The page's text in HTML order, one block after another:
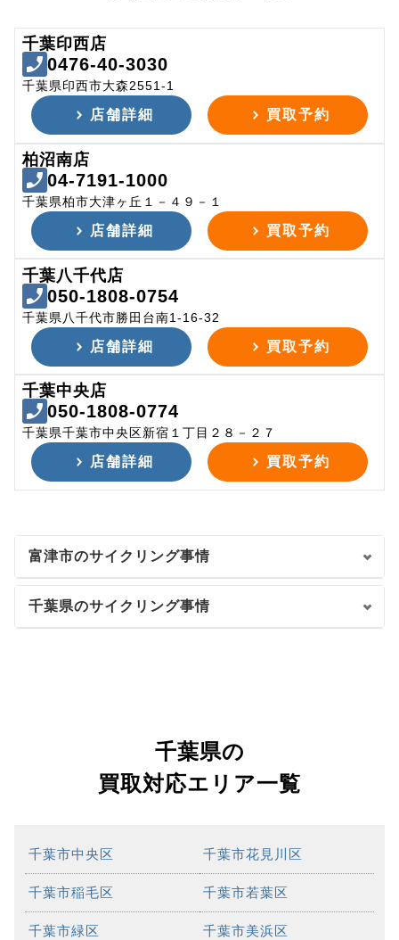
千葉印西店
0476-40-3030
千葉県印西市大森2551-1
店舗詳細 買取予約
柏沼南店
04-7191-1000
千葉県柏市大津ヶ丘１－４９－１
店舗詳細 買取予約
千葉八千代店
050-1808-0754
千葉県八千代市勝田台南1-16-32
店舗詳細 買取予約
千葉中央店
050-1808-0774
千葉県千葉市中央区新宿１丁目２８－２７
店舗詳細 買取予約
富津市のサイクリング事情
千葉県のサイクリング事情
千葉県の
買取対応エリア一覧
千葉市中央区 千葉市花見川区
千葉市稲毛区 千葉市若葉区
千葉市緑区 千葉市美浜区